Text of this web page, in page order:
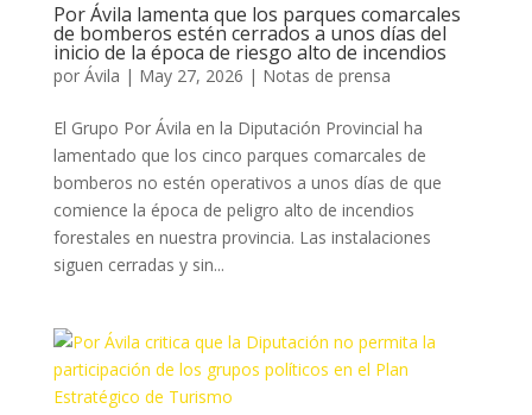
Por Ávila lamenta que los parques comarcales
de bomberos estén cerrados a unos días del
inicio de la época de riesgo alto de incendios
por Ávila | May 27, 2026 | Notas de prensa
El Grupo Por Ávila en la Diputación Provincial ha
lamentado que los cinco parques comarcales de
bomberos no estén operativos a unos días de que
comience la época de peligro alto de incendios
forestales en nuestra provincia. Las instalaciones
siguen cerradas y sin...